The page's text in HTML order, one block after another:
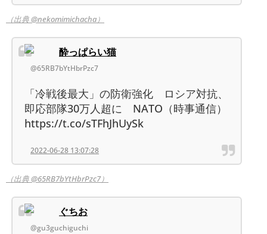
（出典 @nekomimichacha）
酔っぱらい猫
@65RB7bYtHbrPzc7
「冷戦後最大」の防衛強化 ロシア対抗、
即応部隊30万人超に NATO（時事通信）
https://t.co/sTFhJhUySk
2022-06-28 13:07:28
（出典 @65RB7bYtHbrPzc7）
ぐちお
@gu3guchiguchi